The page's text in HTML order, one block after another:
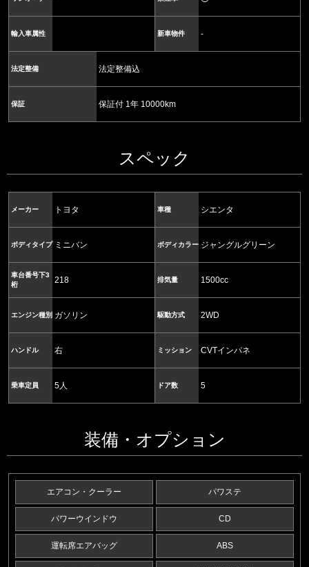
輸入車属性 新車物件 -
法定整備 法定整備込
保証 保証付 1年 10000km
スペック
メーカー トヨタ 車種 シエンタ
ボディタイプ ミニバン ボディカラー ジャングルグリーン
車台番号下3
桁
218 排気量 1500cc
エンジン種別 ガソリン 駆動方式 2WD
ハンドル 右 ミッション CVTインパネ
乗車定員 5人 ドア数 5
装備・オプション
エアコン・クーラー パワステ
パワーウインドウ CD
運転席エアバッグ ABS